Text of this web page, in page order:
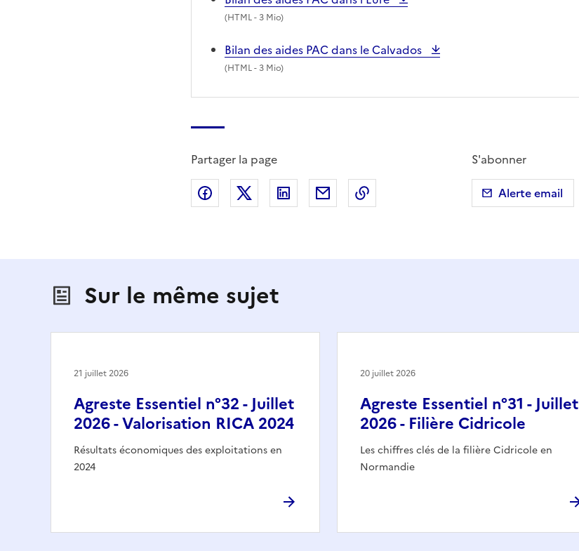
(HTML- 3 Mio)
Bilan des aides PAC dans le Calvados
(HTML- 3 Mio)
Partager la page
Partager sur Facebook
Partager sur X (anciennement Twitter)
Partager sur LinkedIn
Partager par emailCopier dans le presse-papier
S'abonner
Alerte email
Sur le même sujet
Agreste Essentiel n°32 - Juillet
2026 - Valorisation RICA 2024
Résultats économiques des exploitations en
2024
21 juillet 2026
Agreste Essentiel n°31 - Juillet
2026 - Filière Cidricole
Les chiffres clés de la filière Cidricole en
Normandie
20 juillet 2026